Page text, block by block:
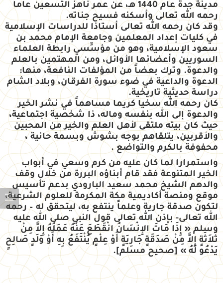
مدينة جدة عام 1440 هـ، عن عمر ناهز التسعين عاماً
رحمه الله تعالى وأسكنه فسيح جناته.
وقد كان رحمه الله تعالى أستاذا للدراسات الإسلامية
في كليات إعداد المعلمين وجامعة الإمام محمد بن
سعود الإسلامية، وهو من مؤسِّسي رابطة العلماء
السوريين وأعضائها الأوائل، ومن المهتمين بالعلم
والدعوة. وترك بعضاً من المؤلفات النافعة، منها:
الدعوة والداعية في ضوء سورة الفرقان، وبلاد الشام
دراسة حديثية تاريخية.
كان رحمه الله سخيا كريما مساهماً في نشر الخير
والدعوة إلى الله بنفسه وماله، ذا شخصية اجتماعية،
حيث كان بيته ملتقى لأهل العلم والخير من المحبين
والأقربين، يتلقاهم بوجه بشوش وبسمة حانية ،
محفوفة بالكرم والتواضع .
واستمرارا لما كان عليه من كرم وسعي في أبواب
الخير المتنوعة فقد قام أبناؤه البررة من خلال وقف
والدهم الشيخ محمد سعيد البارودي بدعم تأسيس
موقع ومنصة أكاديمية مكة المكرمة للعلوم الشرعية،
لتكون صدقة جارية وعلماً ينتفع به، ليتحقق له – رحمه
الله تعالى- بإذن الله تعالى قول النبي صلى الله عليه
وسلم « إِذَا مَاتَ الإِنْسَانُ انْقَطَعَ عَنْهُ عَمَلُهُ إِلاَّ مِنْ
ثَلاَثَةٍ إِلاَّ مِنْ صَدَقَةٍ جَارِيَةٍ أَوْ عِلْمٍ يُنْتَفَعُ بِهِ أَوْ وَلَدٍ صَالِحٍ
يَدْعُو لَهُ » [صحيح مسلم].